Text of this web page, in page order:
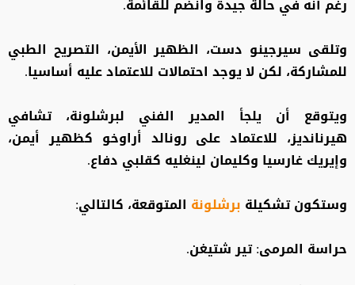
رغم أنه في حالة جيدة وانضم للقائمة.
وتلقى سيرجينو دست، الظهير الأيمن، التصريح الطبي
للمشاركة، لكن لا يوجد احتمالات للاعتماد عليه أساسيا.
ويتوقع أن يلجأ المدير الفني لبرشلونة، تشافي
هيرنانديز، للاعتماد على رونالد أراوخو كظهير أيمن،
وإيريك غارسيا وكليمان لينغليه كقلبي دفاع.
وستكون تشكيلة برشلونة المتوقعة، كالتالي:
حراسة المرمى: تير شتيغن.